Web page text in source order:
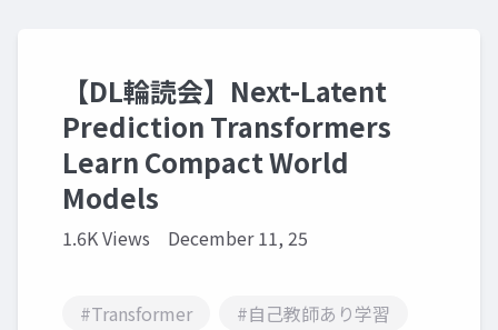
【DL輪読会】Next-Latent
Prediction Transformers
Learn Compact World
Models
1.6K Views December 11, 25
#Transformer
#自己教師あり学習